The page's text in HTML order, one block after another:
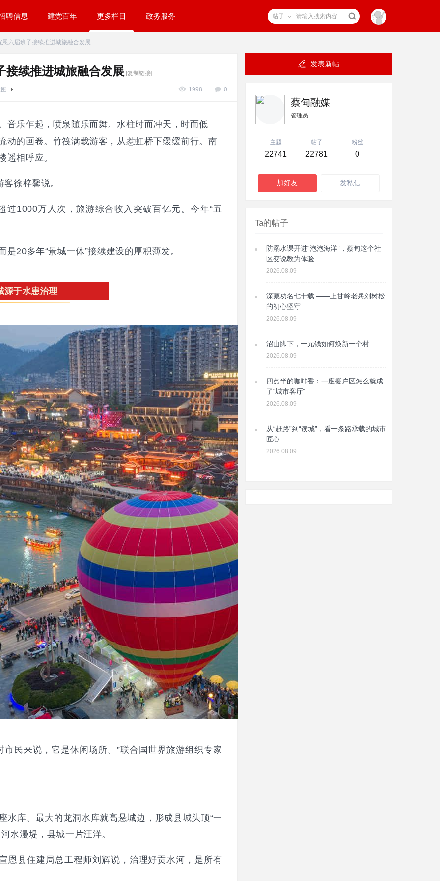
聘信息 建党百年 更多栏目 政务服务 帖子
六届班子接续推进城旅融合发展 ...
发表新帖
蔡甸融媒
管理员
主题
22741
帖子
22781
粉丝
0
加好友 发私信
Ta的帖子
防溺水课开进“泡泡海洋”，蔡甸这个社
区变说教为体验
2026.08.09
深藏功名七十载 ——上甘岭老兵刘树松
的初心坚守
2026.08.09
沼山脚下，一元钱如何焕新一个村
2026.08.09
四点半的咖啡香：一座棚户区怎么就成
了“城市客厅”
2026.08.09
从“赶路”到“读城”，看一条路承载的城市
匠心
2026.08.09
续推进城旅融合发展 [复制链接]
0
1998
音乐乍起，喷泉随乐而舞。水柱时而冲天，时而低
动的画卷。竹筏满载游客，从惹虹桥下缓缓前行。南
遥相呼应。
徐梓馨说。
过1000万人次，旅游综合收入突破百亿元。今年“五
20多年“景城一体”接续建设的厚积薄发。
源于水患治理
民来说，它是休闲场所。”联合国世界旅游组织专家
水库。最大的龙洞水库就高悬城边，形成县城头顶“一
水漫堤，县城一片汪洋。
恩县住建局总工程师刘辉说，治理好贡水河，是所有